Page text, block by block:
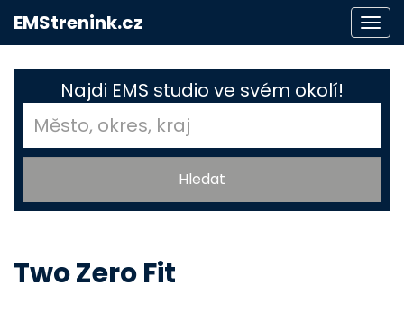
EMStrenink.cz
Najdi EMS studio ve svém okolí!
Two Zero Fit